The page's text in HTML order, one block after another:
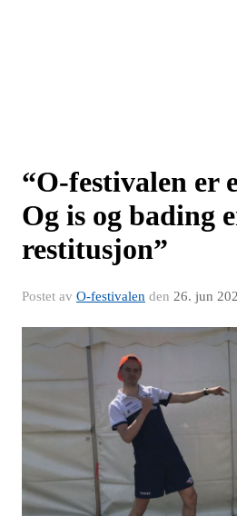
“O-festivalen er
Og is og bading
restitusjon”
Postet av O-festivalen den 26. jun